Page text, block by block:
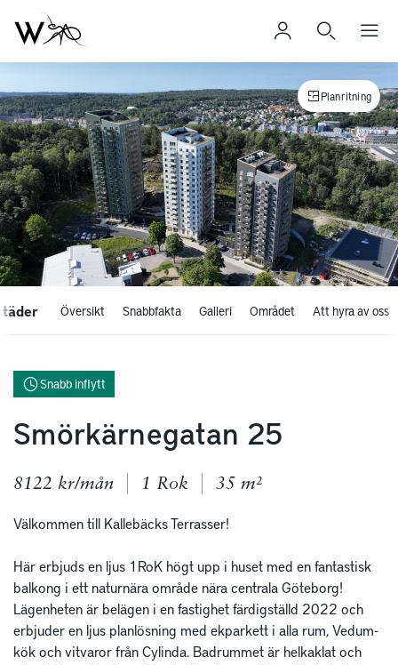
Planritning
Översikt Snabbfakta Galleri Området Att hyra av oss
Snabb inflytt
Smörkärnegatan 25
8122 kr/mån 1 Rok 35 m²
Välkommen till Kallebäcks Terrasser!
Här erbjuds en ljus 1RoK högt upp i huset med en fantastisk
balkong i ett naturnära område nära centrala Göteborg!
Lägenheten är belägen i en fastighet färdigställd 2022 och
erbjuder en ljus planlösning med ekparkett i alla rum, Vedum-
kök och vitvaror från Cylinda. Badrummet är helkaklat och